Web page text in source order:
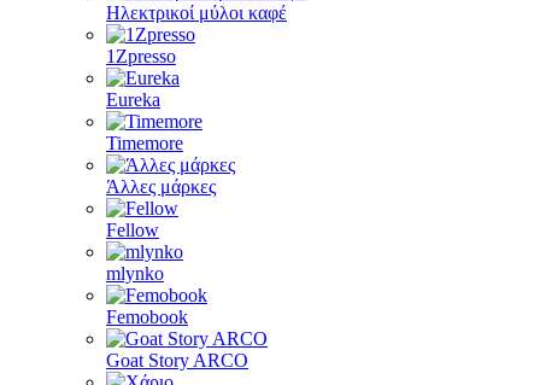
Ηλεκτρικοί μύλοι καφέ
1Zpresso
Eureka
Timemore
Άλλες μάρκες
Fellow
mlynko
Femobook
Goat Story ARCO